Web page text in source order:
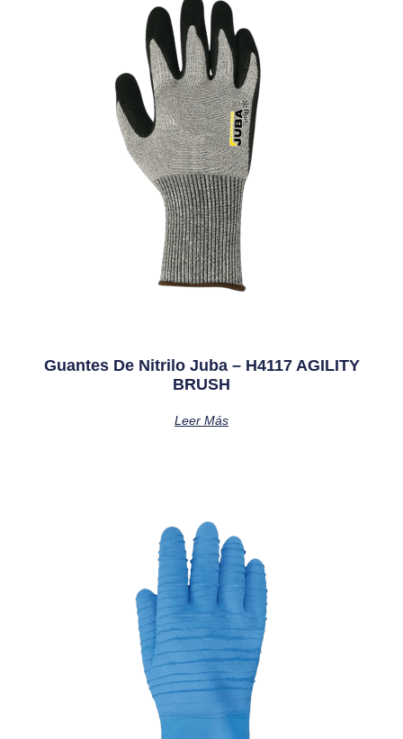
Guantes De Nitrilo Juba – H4117 AGILITY
BRUSH
Leer Más